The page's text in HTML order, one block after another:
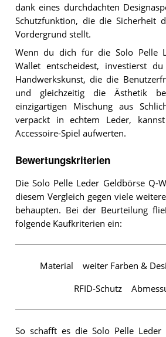
dank eines durchdachten
Schutzfunktion, die die Sicherheit
Vordergrund stellt.
Wenn du dich für die Solo Pelle
Wallet entscheidest, investierst
Handwerkskunst, die die
und gleichzeitig die Ästhetik
einzigartigen Mischung aus
verpackt in echtem Leder,
Accessoire-Spiel aufwerten.
Bewertungskriterien
Die Solo Pelle Leder Geldbörse Q-
diesem Vergleich gegen viele
behaupten. Bei der Beurteilung
folgende Kaufkriterien ein:
Material weiter Farben &
RFID-Schutz
So schafft es die Solo Pelle Leder